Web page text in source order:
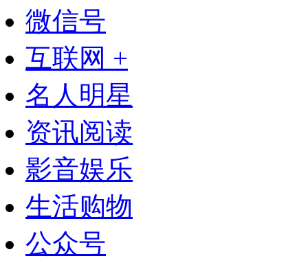
微信号
互联网 +
名人明星
资讯阅读
影音娱乐
生活购物
公众号